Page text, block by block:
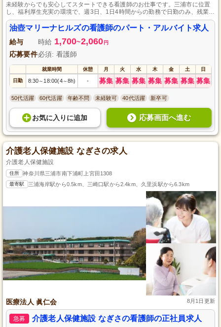
未経験からでも安心してスタートできる看護師のお仕事です。三浦市に位置
し、福利厚生充実の環境で、週3日、1日4時間からの勤務で日勤のみ、残業ほ
ぼなしと家事や育児とも無理なく両立できます。信頼関係を築くことを大切
にし、資格取得支援もあり、笑顔で元気に働きながらスキルアップも目指せ
ます。
油壺マリーナヒルズの看護師のパート・アルバイト求人
給与 時給 1,700~2,060 円
応募要件必須: 看護師
就業時間 休憩 月 火 水 木 金 土 日
日勤 8:30～ 18:00(4～8h) - 募集 募集 募集 募集 募集 募集 募集
50代活躍 60代活躍 年齢不問 未経験可 40代活躍 新卒可
お気に入り に追加 応募画面へ進む
介護老人保健施設 なぎさの求人
介護老人保健施設
住所 神奈川県三浦市南下浦町上宮田1308
最寄駅 三浦海岸駅から0.5km、三崎口駅から2.4km、久里浜駅から6.3km
医療法人 眞仁会 8月1日更新
急募 介護老人保健施設 なぎさの看護師の正社員求人